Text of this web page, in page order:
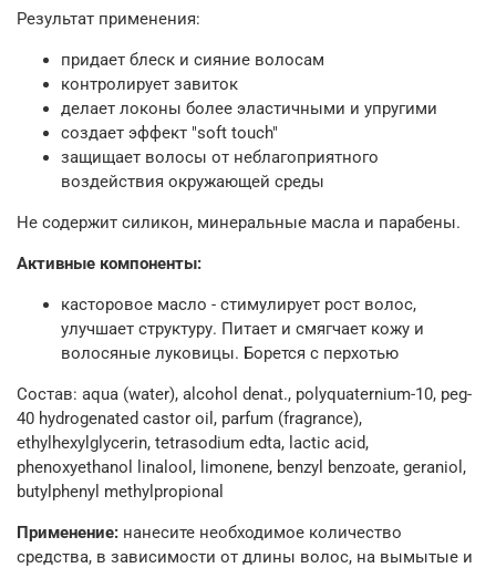
Результат применения:
придает блеск и сияние волосам
контролирует завиток
делает локоны более эластичными и упругими
создает эффект "soft touch"
защищает волосы от неблагоприятного
воздействия окружающей среды
Не содержит силикон, минеральные масла и парабены.
Активные компоненты:
касторовое масло - стимулирует рост волос,
улучшает структуру. Питает и смягчает кожу и
волосяные луковицы. Борется с перхотью
Состав: aqua (water), alcohol denat., polyquaternium-10, peg-
40 hydrogenated castor oil, parfum (fragrance),
ethylhexylglycerin, tetrasodium edta, lactic acid,
phenoxyethanol linalool, limonene, benzyl benzoate, geraniol,
butylphenyl methylpropional
Применение: нанесите необходимое количество
средства, в зависимости от длины волос, на вымытые и